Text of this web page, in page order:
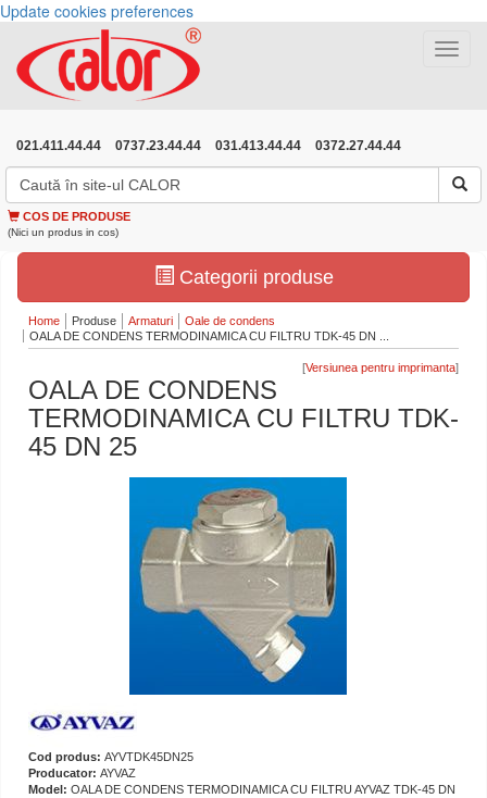
Update cookies preferences
Toggle
021.411.44.44 0737.23.44.44 031.413.44.44 0372.27.44.44
COS DE PRODUSE
(Nici un produs in cos)
Categorii produse
Home Produse Armaturi
Oale de condens
OALA DE CONDENS TERMODINAMICA CU FILTRU TDK-45 DN ...
[ ]
OALA DE CONDENS
TERMODINAMICA CU FILTRU TDK-
45 DN 25
Cod produs: AYVTDK45DN25
Producator: AYVAZ
Model: OALA DE CONDENS TERMODINAMICA CU FILTRU AYVAZ TDK-45 DN